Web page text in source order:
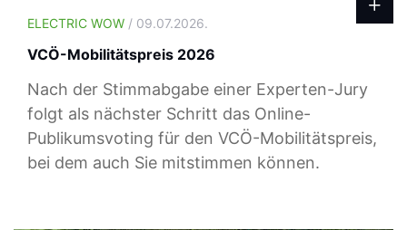
ELECTRIC WOW / 09.07.2026.
VCÖ-Mobilitätspreis 2026
Nach der Stimmabgabe einer Experten-Jury
folgt als nächster Schritt das Online-
Publikumsvoting für den VCÖ-Mobilitätspreis,
bei dem auch Sie mitstimmen können.